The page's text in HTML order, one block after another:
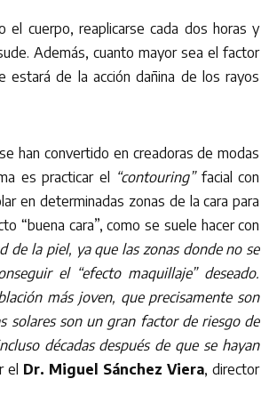
el cuerpo, reaplicarse cada dos horas y
Además, cuanto mayor sea el factor
de la acción dañina de los rayos
han convertido en creadoras de modas
es practicar el “contouring” facial con
en determinadas zonas de la cara para
“buena cara”, como se suele hacer con
de la piel, ya que las zonas donde no se
el “efecto maquillaje” deseado.
más joven, que precisamente son
solares son un gran factor de riesgo de
décadas después de que se hayan
el Dr. Miguel Sánchez Viera, director